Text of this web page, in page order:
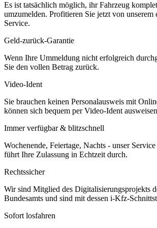
Es ist tatsächlich möglich, ihr Fahrzeug
umzumelden. Profitieren Sie jetzt von unserem
Service.
Geld-zurück-Garantie
Wenn Ihre Ummeldung nicht erfolgreich
Sie den vollen Betrag zurück.
Video-Ident
Sie brauchen keinen Personalausweis mit
können sich bequem per Video-Ident
Immer verfügbar & blitzschnell
Wochenende, Feiertage, Nachts - unser
führt Ihre Zulassung in Echtzeit durch.
Rechtssicher
Wir sind Mitglied des Digitalisierungsprojekts
Bundesamts und sind mit dessen i-Kfz-
Sofort losfahren